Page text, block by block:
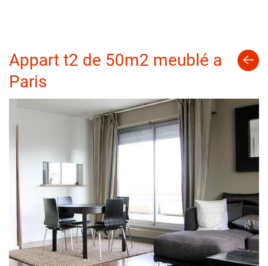
Appart t2 de 50m2 meublé a
Paris